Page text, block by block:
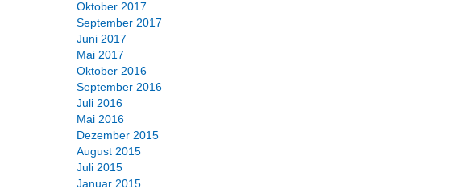
Oktober 2017
September 2017
Juni 2017
Mai 2017
Oktober 2016
September 2016
Juli 2016
Mai 2016
Dezember 2015
August 2015
Juli 2015
Januar 2015